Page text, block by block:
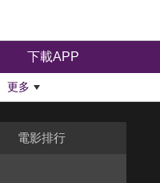
下載APP
更多
電影排行